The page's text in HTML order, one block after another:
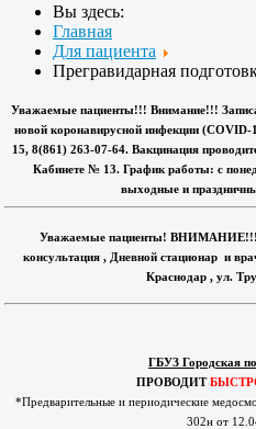
Вы здесь:
Главная
Для пациента
Прегравидарная
Уважаемые пациенты!!! Внимание!!!
новой коронавирусной инфекции
15, 8(861) 263-07-64. Вакцинация
Кабинете № 13. График работы: с
выходные и
Уважаемые пациенты! ВНИМАНИЕ!!!!
консультация , Дневной стационар и
Краснодар , ул.
ГБУЗ Городская
ПРОВОДИТ
*Предварительные и периодические
302н от